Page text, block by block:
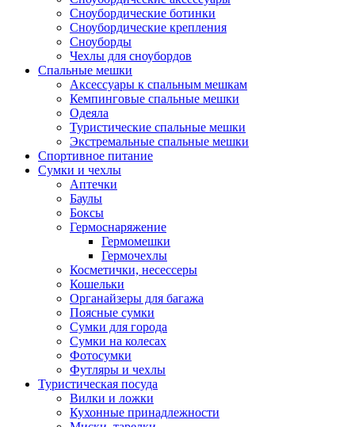
Сноубордические ботинки
Сноубордические крепления
Сноуборды
Чехлы для сноубордов
Спальные мешки
Аксессуары к спальным мешкам
Кемпинговые спальные мешки
Одеяла
Туристические спальные мешки
Экстремальные спальные мешки
Спортивное питание
Сумки и чехлы
Аптечки
Баулы
Боксы
Гермоснаряжение
Гермомешки
Гермочехлы
Косметички, несессеры
Кошельки
Органайзеры для багажа
Поясные сумки
Сумки для города
Сумки на колесах
Фотосумки
Футляры и чехлы
Туристическая посуда
Вилки и ложки
Кухонные принадлежности